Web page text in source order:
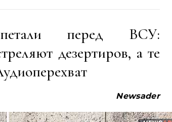
перед ВСУ:
дезертиров, а те
Newsader